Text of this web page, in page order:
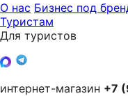
О нас Бизнес под
Туристам
Для туристов
интернет-магазин +7